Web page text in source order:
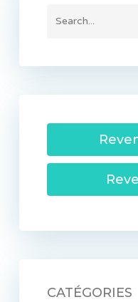
CATÉGORIES